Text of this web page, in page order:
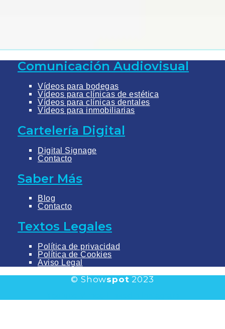
Comunicación Audiovisual
Vídeos para bodegas
Vídeos para clínicas de estética
Vídeos para clínicas dentales
Vídeos para inmobiliarias
Cartelería Digital
Digital Signage
Contacto
Saber Más
Blog
Contacto
Textos Legales
Política de privacidad
Política de Cookies
Aviso Legal
© Showspot 2023